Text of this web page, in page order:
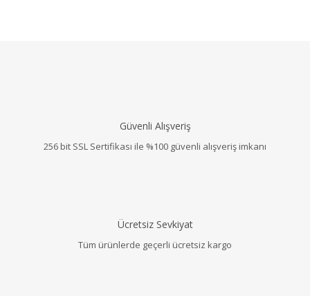
Güvenli Alışveriş
256 bit SSL Sertifikası ile %100 güvenli alışveriş imkanı
Ücretsiz Sevkiyat
Tüm ürünlerde geçerli ücretsiz kargo